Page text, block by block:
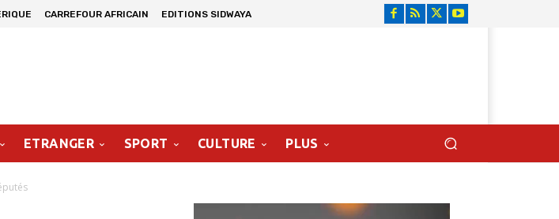
CARREFOUR AFRICAIN EDITIONS SIDWAYA
ETRANGER SPORT CULTURE PLUS